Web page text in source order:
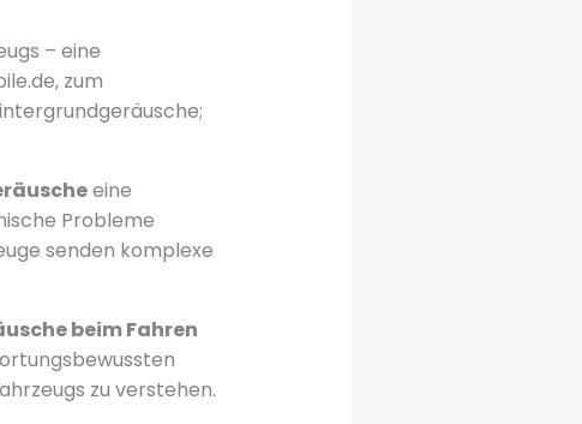
– eine
zum
eine
Probleme
senden komplexe
beim Fahren
zu verstehen.